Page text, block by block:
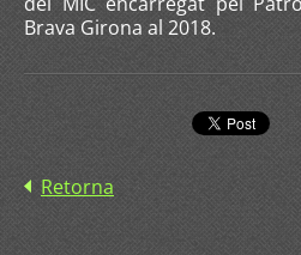
Brava Girona al 2018.
Retorna